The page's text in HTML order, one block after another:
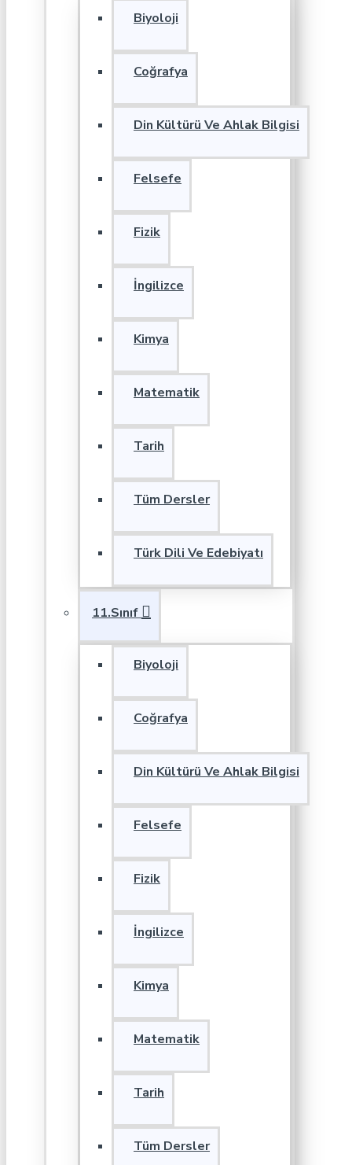
Biyoloji
Coğrafya
Din Kültürü Ve Ahlak Bilgisi
Felsefe
Fizik
İngilizce
Kimya
Matematik
Tarih
Tüm Dersler
Türk Dili Ve Edebiyatı
11.Sınıf
Biyoloji
Coğrafya
Din Kültürü Ve Ahlak Bilgisi
Felsefe
Fizik
İngilizce
Kimya
Matematik
Tarih
Tüm Dersler